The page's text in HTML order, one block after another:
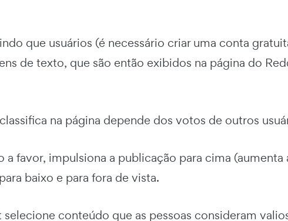
que usuários (é necessário criar uma conta
de texto, que são então exibidos na página do
na página depende dos votos de outros
favor, impulsiona a publicação para cima (aumenta
baixo e para fora de vista.
conteúdo que as pessoas consideram